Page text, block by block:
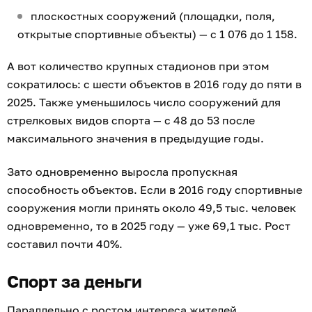
плоскостных сооружений (площадки, поля,
открытые спортивные объекты) — с 1 076 до 1 158.
А вот количество крупных стадионов при этом
сократилось: с шести объектов в 2016 году до пяти в
2025. Также уменьшилось число сооружений для
стрелковых видов спорта — с 48 до 53 после
максимального значения в предыдущие годы.
Зато одновременно выросла пропускная
способность объектов. Если в 2016 году спортивные
сооружения могли принять около 49,5 тыс. человек
одновременно, то в 2025 году — уже 69,1 тыс. Рост
составил почти 40%.
Спорт за деньги